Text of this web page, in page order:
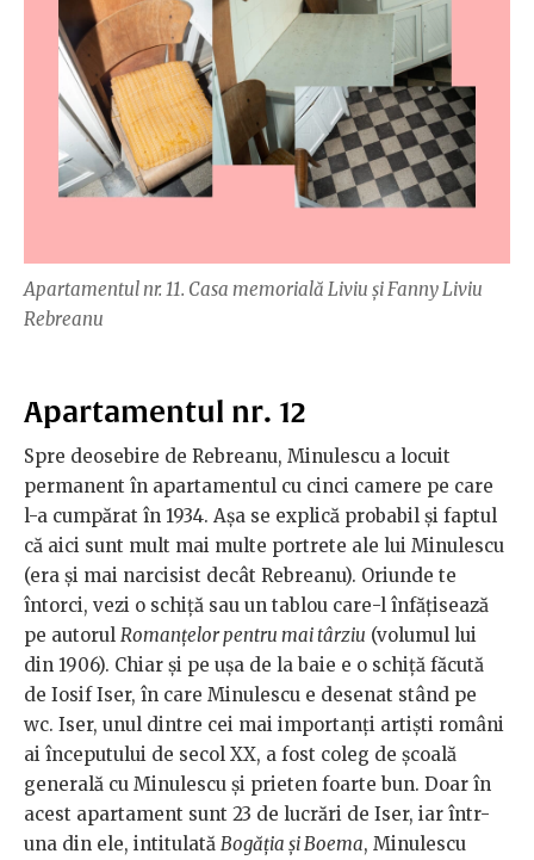
Apartamentul nr. 11. Casa memorială Liviu și Fanny Liviu
Rebreanu
Apartamentul nr. 12
Spre deosebire de Rebreanu, Minulescu a locuit
permanent în apartamentul cu cinci camere pe care
l-a cumpărat în 1934. Așa se explică probabil și faptul
că aici sunt mult mai multe portrete ale lui Minulescu
(era și mai narcisist decât Rebreanu). Oriunde te
întorci, vezi o schiță sau un tablou care-l înfățisează
pe autorul Romanțelor pentru mai târziu (volumul lui
din 1906). Chiar și pe ușa de la baie e o schiță făcută
de Iosif Iser, în care Minulescu e desenat stând pe
wc. Iser, unul dintre cei mai importanți artiști români
ai începutului de secol XX, a fost coleg de școală
generală cu Minulescu și prieten foarte bun. Doar în
acest apartament sunt 23 de lucrări de Iser, iar într-
una din ele, intitulată Bogăția și Boema, Minulescu